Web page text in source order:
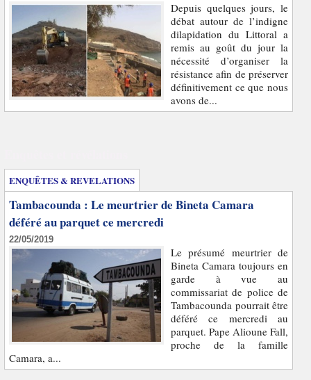
Depuis quelques jours, le
débat autour de l’indigne
dilapidation du Littoral a
remis au goût du jour la
nécessité d’organiser la
résistance afin de préserver
définitivement ce que nous
avons de...
ENQUÊTES & REVELATIONS
Tambacounda : Le meurtrier de Bineta Camara
déféré au parquet ce mercredi
22/05/2019
Le présumé meurtrier de
Bineta Camara toujours en
garde à vue au
commissariat de police de
Tambacounda pourrait être
déféré ce mercredi au
parquet. Pape Alioune Fall,
proche de la famille
Camara, a...